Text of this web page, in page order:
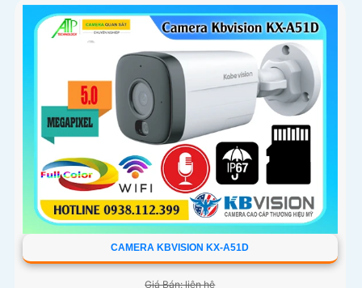
CAMERA KBVISION KX-A51D
Giá Bán: liên hệ